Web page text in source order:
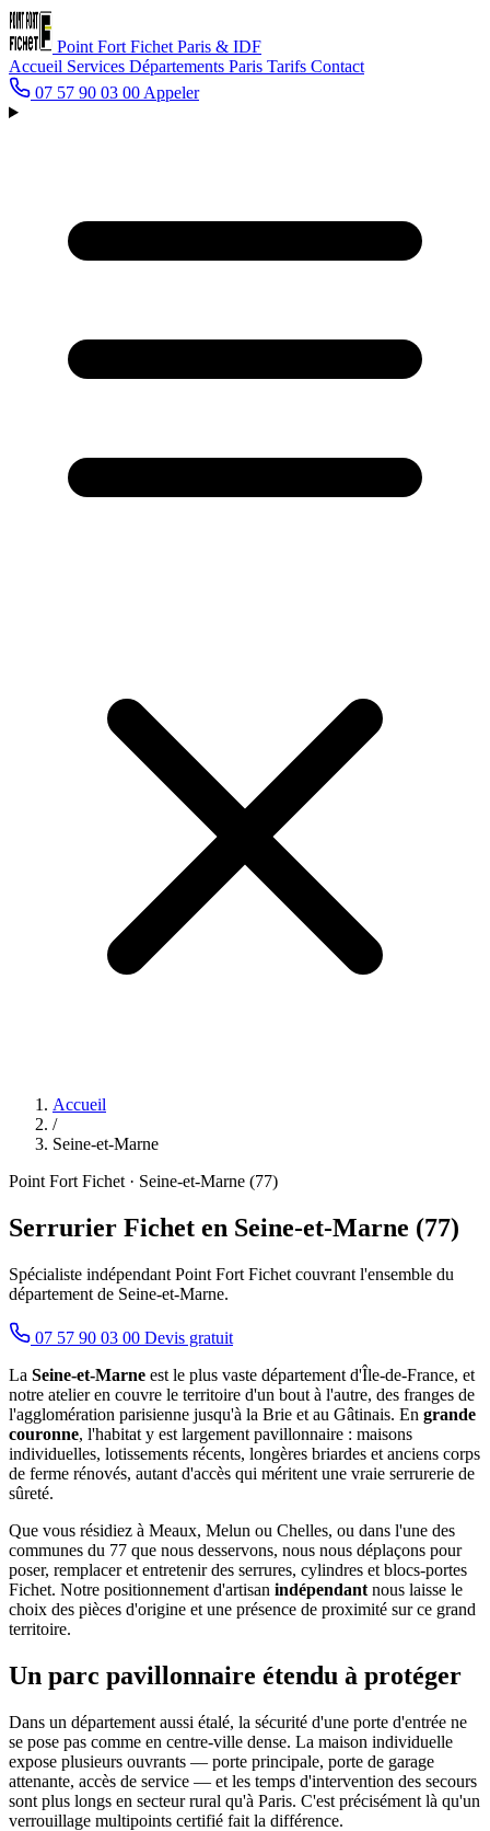
Point Fort Fichet Paris & IDF
Accueil Services Départements Paris Tarifs Contact
07 57 90 03 00 Appeler
Accueil
/
Seine-et-Marne
Point Fort Fichet · Seine-et-Marne (77)
Serrurier Fichet en Seine-et-Marne (77)
Spécialiste indépendant Point Fort Fichet couvrant l'ensemble du
département de Seine-et-Marne.
07 57 90 03 00 Devis gratuit
La Seine-et-Marne est le plus vaste département d'Île-de-France, et
notre atelier en couvre le territoire d'un bout à l'autre, des franges de
l'agglomération parisienne jusqu'à la Brie et au Gâtinais. En grande
couronne, l'habitat y est largement pavillonnaire : maisons
individuelles, lotissements récents, longères briardes et anciens corps
de ferme rénovés, autant d'accès qui méritent une vraie serrurerie de
sûreté.
Que vous résidiez à Meaux, Melun ou Chelles, ou dans l'une des
communes du 77 que nous desservons, nous nous déplaçons pour
poser, remplacer et entretenir des serrures, cylindres et blocs-portes
Fichet. Notre positionnement d'artisan indépendant nous laisse le
choix des pièces d'origine et une présence de proximité sur ce grand
territoire.
Un parc pavillonnaire étendu à protéger
Dans un département aussi étalé, la sécurité d'une porte d'entrée ne
se pose pas comme en centre-ville dense. La maison individuelle
expose plusieurs ouvrants — porte principale, porte de garage
attenante, accès de service — et les temps d'intervention des secours
sont plus longs en secteur rural qu'à Paris. C'est précisément là qu'un
verrouillage multipoints certifié fait la différence.